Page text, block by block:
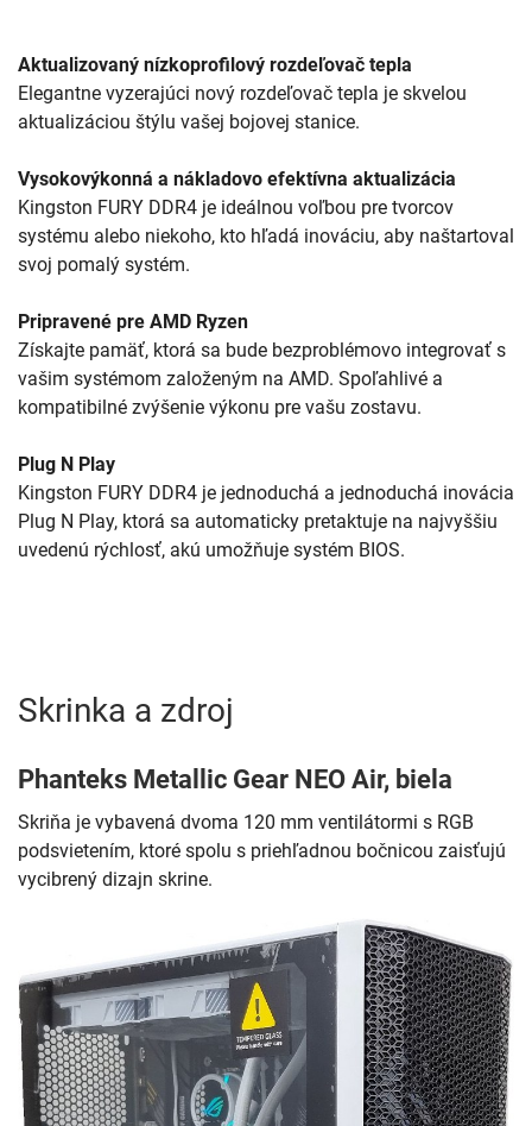
Aktualizovaný nízkoprofilový rozdeľovač tepla
Elegantne vyzerajúci nový rozdeľovač tepla je skvelou
aktualizáciou štýlu vašej bojovej stanice.
Vysokovýkonná a nákladovo efektívna aktualizácia
Kingston FURY DDR4 je ideálnou voľbou pre tvorcov
systému alebo niekoho, kto hľadá inováciu, aby naštartoval
svoj pomalý systém.
Pripravené pre AMD Ryzen
Získajte pamäť, ktorá sa bude bezproblémovo integrovať s
vašim systémom založeným na AMD. Spoľahlivé a
kompatibilné zvýšenie výkonu pre vašu zostavu.
Plug N Play
Kingston FURY DDR4 je jednoduchá a jednoduchá inovácia
Plug N Play, ktorá sa automaticky pretaktuje na najvyššiu
uvedenú rýchlosť, akú umožňuje systém BIOS.
Skrinka a zdroj
Phanteks Metallic Gear NEO Air, biela
Skriňa je vybavená dvoma 120 mm ventilátormi s RGB
podsvietením, ktoré spolu s priehľadnou bočnicou zaisťujú
vycibrený dizajn skrine.